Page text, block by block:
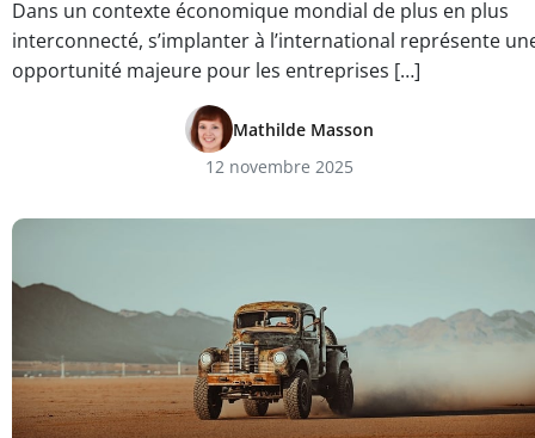
Dans un contexte économique mondial de plus en plus
interconnecté, s’implanter à l’international représente
opportunité majeure pour les entreprises […]
Mathilde Masson
12 novembre 2025